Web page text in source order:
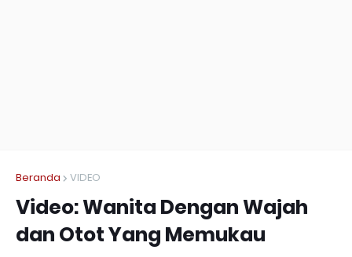
Beranda VIDEO
Video: Wanita Dengan Wajah
dan Otot Yang Memukau